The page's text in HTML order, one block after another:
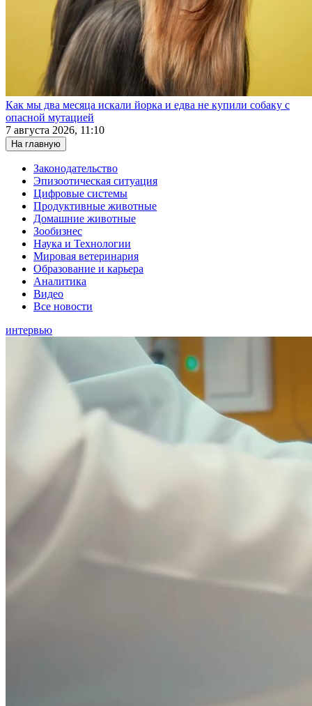
Как мы два месяца искали йорка и едва не купили собаку с
опасной мутацией
7 августа 2026, 11:10
На главную
Законодательство
Эпизоотическая ситуация
Цифровые системы
Продуктивные животные
Домашние животные
Зообизнес
Наука и Технологии
Мировая ветеринария
Образование и карьера
Аналитика
Видео
Все новости
интервью